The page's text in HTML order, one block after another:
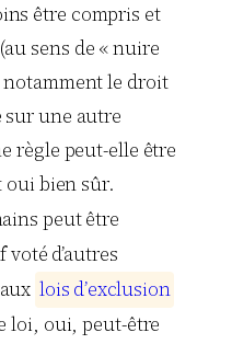
être compris et
sens de « nuire
le droit
sur une autre
règle peut-elle être
oui bien sûr.
peut être
d’autres
lois d’exclusion
loi, oui, peut-être